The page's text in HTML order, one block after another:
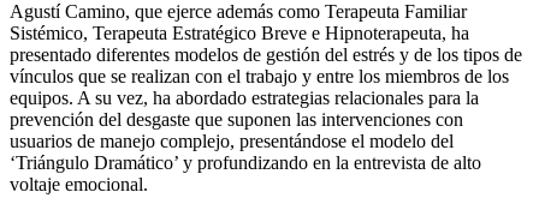
Agustí Camino, que ejerce además como Terapeuta Familiar
Sistémico, Terapeuta Estratégico Breve e Hipnoterapeuta, ha
presentado diferentes modelos de gestión del estrés y de los tipos de
vínculos que se realizan con el trabajo y entre los miembros de los
equipos. A su vez, ha abordado estrategias relacionales para la
prevención del desgaste que suponen las intervenciones con
usuarios de manejo complejo, presentándose el modelo del
‘Triángulo Dramático’ y profundizando en la entrevista de alto
voltaje emocional.